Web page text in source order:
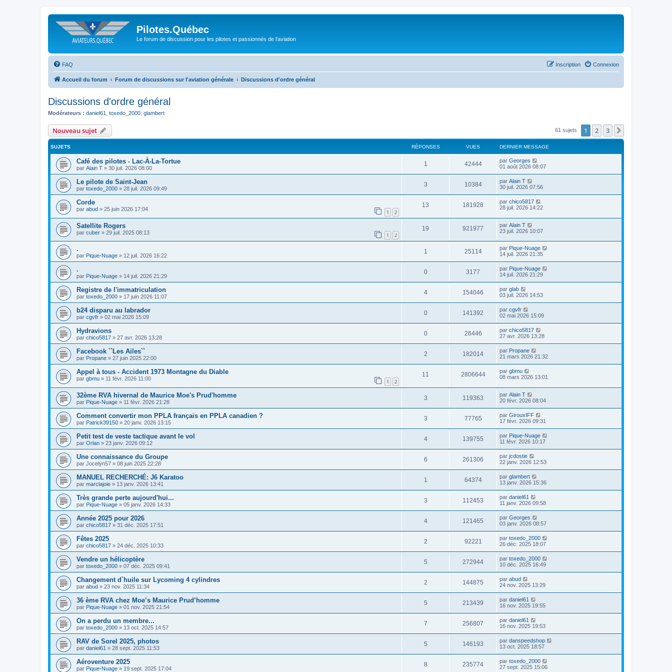
Pilotes.Québec
Le forum de discussion pour les pilotes et passionnés de l'aviation
FAQ Connexion
Inscription
Accueil du forum Forum de discussions sur l'aviation générale Discussions d'ordre général
Discussions d'ordre général
Modérateurs : daniel61 toxedo_2000 glambert
Nouveau sujet 61 sujets 1 2 3
SUJETS RÉPONSES VUES DERNIER MESSAGE
Café des pilotes - Lac-À-La-Tortue
par Alain T » 30 juil. 2026 08:00
1 42444 par Georges
01 août 2026 08:07
Le pilote de Saint-Jean
par toxedo_2000 » 28 juil. 2026 09:49
3 10384 par Alain T
30 juil. 2026 07:56
Corde
par abud » 25 juin 2026 17:04 1 2
13 181928 par chico5817
28 juil. 2026 14:22
Satellite Rogers
par cuber » 29 juil. 2025 08:13 1 2
19 921977 par Alain T
23 juil. 2026 10:07
.
par Pique-Nuage » 12 juil. 2026 16:22
1 25114 par Pique-Nuage
14 juil. 2026 21:35
.
par Pique-Nuage » 14 juil. 2026 21:29
0 3177 par Pique-Nuage
14 juil. 2026 21:29
Registre de l'immatriculation
par toxedo_2000 » 17 juin 2026 11:07
4 154046 par glab
03 juil. 2026 14:53
b24 disparu au labrador
par cgvfr » 02 mai 2026 15:09
0 141392 par cgvfr
02 mai 2026 15:09
Hydravions
par chico5817 » 27 avr. 2026 13:28
0 26446 par chico5817
27 avr. 2026 13:28
Facebook ``Les Ailes``
par Propane » 27 juin 2025 22:00
2 182014 par Propane
21 mars 2026 21:32
Appel à tous - Accident 1973 Montagne du Diable
par gbmu » 11 févr. 2026 11:00 1 2
11 2806644 par gbmu
08 mars 2026 13:01
32ème RVA hivernal de Maurice Moe's Prud'homme
par Pique-Nuage » 11 févr. 2026 21:28
3 119363 par Alain T
20 févr. 2026 08:04
Comment convertir mon PPLA français en PPLA canadien ?
par Patrick39150 » 20 janv. 2026 13:15
3 77765 par GirouxIFF
17 févr. 2026 09:31
Petit test de veste tactique avant le vol
par Orlan » 23 janv. 2026 09:12
4 139755 par Pique-Nuage
11 févr. 2026 10:17
Une connaissance du Groupe
par Jocelyn57 » 08 juin 2025 22:28
6 261306 par jcdostie
22 janv. 2026 12:53
MANUEL RECHERCHÉ: J6 Karatoo
par marclajoie » 13 janv. 2026 13:41
1 64374 par glambert
13 janv. 2026 15:36
Très grande perte aujourd'hui...
par Pique-Nuage » 05 janv. 2026 14:33
3 112453 par daniel61
11 janv. 2026 09:58
Année 2025 pour 2026
par chico5817 » 31 déc. 2025 17:51
4 121465 par Georges
03 janv. 2026 08:57
Fêtes 2025
par chico5817 » 24 déc. 2025 10:33
2 92221 par toxedo_2000
26 déc. 2025 18:07
Vendre un hélicoptère
par toxedo_2000 » 07 déc. 2025 09:41
5 272944 par toxedo_2000
10 déc. 2025 16:49
Changement d`huile sur Lycoming 4 cylindres
par abud » 23 nov. 2025 11:34
2 144875 par abud
24 nov. 2025 13:29
36 ème RVA chez Moe’s Maurice Prud’homme
par Pique-Nuage » 01 nov. 2025 21:54
5 213439 par daniel61
16 nov. 2025 19:55
On a perdu un membre...
par toxedo_2000 » 13 oct. 2025 14:57
7 256807 par daniel61
16 nov. 2025 19:53
RAV de Sorel 2025, photos
par daniel61 » 28 sept. 2025 11:53
5 146193 par danspeedshop
13 oct. 2025 18:57
Aéroventure 2025
par Pique-Nuage » 19 sept. 2025 17:04
8 235774 par toxedo_2000
27 sept. 2025 15:06